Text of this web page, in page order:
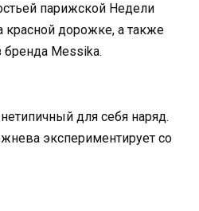
парижской Недели
красной дорожке, а также
Messika.
для себя наряд.
экспериментирует со